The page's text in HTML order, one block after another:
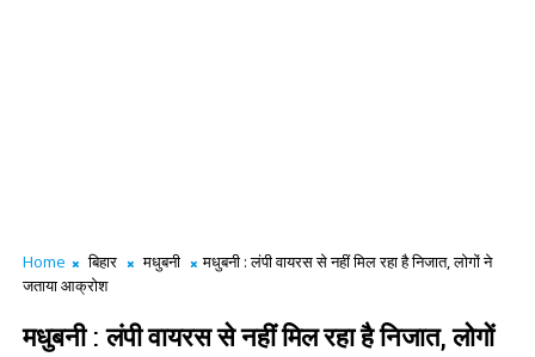
Home बिहार मधुबनी
मधुबनी : लंपी वायरस से नहीं मिल रहा है निजात, लोगों ने
जताया आक्रोश
मधुबनी : लंपी वायरस से नहीं मिल रहा है निजात, लोगों